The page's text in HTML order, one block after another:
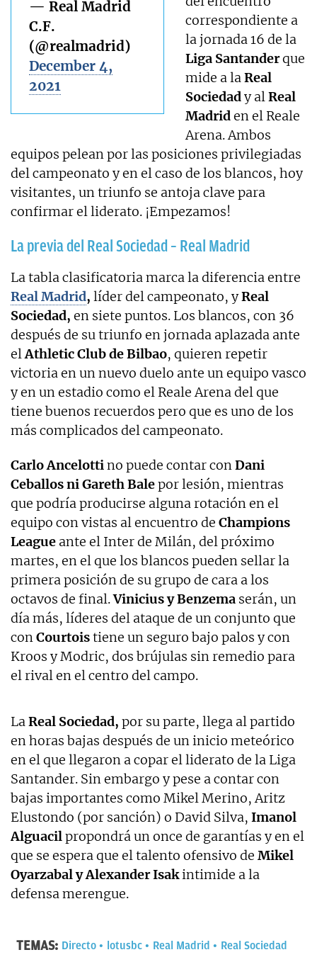
— Real Madrid
C.F.
(@realmadrid)
December 4,
2021
correspondiente a
la jornada 16 de la
Liga Santanderque
mide a laReal
Sociedady alReal
Madriden el Reale
Arena. Ambos
equipos pelean por las posiciones privilegiadas
del campeonato y en el caso de los blancos, hoy
visitantes, un triunfo se antoja clave para
confirmar el liderato. ¡Empezamos!
La previa del Real Sociedad – Real Madrid
La tabla clasificatoria marca la diferencia entre
Real Madrid, líder del campeonato, yReal
Sociedad, en siete puntos. Los blancos, con 36
después de su triunfo en jornada aplazada ante
elAthletic Club de Bilbao, quieren repetir
victoria en un nuevo duelo ante un equipo vasco
y en un estadio como el Reale Arena del que
tiene buenos recuerdos pero que es uno de los
más complicados del campeonato.
Carlo Ancelottino puede contar conDani
Ceballos ni Gareth Balepor lesión, mientras
que podría producirse alguna rotación en el
equipo con vistas al encuentro de Champions
League ante el Inter de Milán, del próximo
martes, en el que los blancos pueden sellar la
primera posición de su grupo de cara a los
octavos de final.Vinicius y Benzema serán, un
día más, líderes del ataque de un conjunto que
conCourtoistiene un seguro bajo palos y con
Kroos y Modric, dos brújulas sin remedio para
el rival en el centro del campo.
LaReal Sociedad, por su parte, llega al partido
en horas bajas después de un inicio meteórico
en el que llegaron a copar el liderato de la Liga
Santander. Sin embargo y pese a contar con
bajas importantes como Mikel Merino, Aritz
Elustondo (por sanción) o David Silva, Imanol
Alguacilpropondrá un once de garantías y en el
que se espera que el talento ofensivo de Mikel
Oyarzabal y Alexander Isakintimide a la
defensa merengue.
TEMAS: Directo lotusbc Real Madrid Real Sociedad